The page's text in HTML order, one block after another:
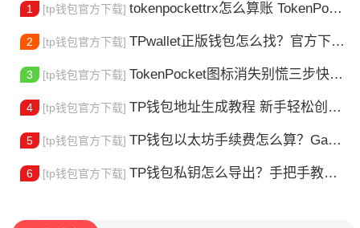
1 [tp钱包官方下载] tokenpockettrx怎么算账 TokenPocket TRX钱包账单怎么算？查账全攻略
2 [tp钱包官方下载] TPwallet正版钱包怎么找？官方下载渠道全解析
3 [tp钱包官方下载] TokenPocket图标消失别慌三步快速找回你的钱包
4 [tp钱包官方下载] TP钱包地址生成教程 新手轻松创建钱包
5 [tp钱包官方下载] TP钱包以太坊手续费怎么算？Gas 费省钱全攻略
6 [tp钱包官方下载] TP钱包私钥怎么导出？手把手教你安全备份助记词